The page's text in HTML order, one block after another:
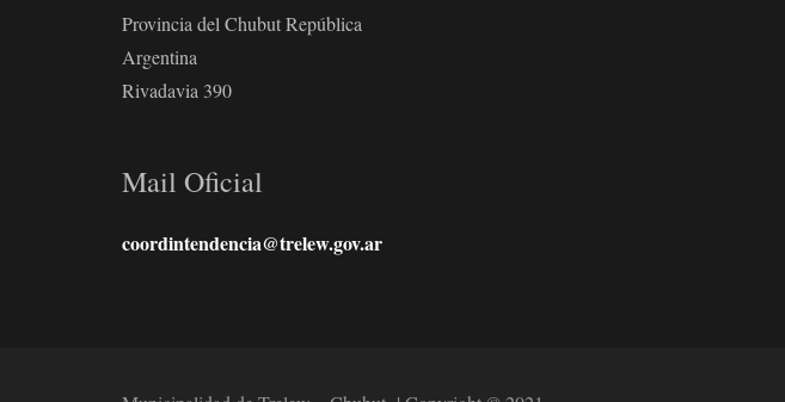
Provincia del Chubut República
Argentina
Rivadavia 390
Mail Oficial
coordintendencia@trelew.gov.ar